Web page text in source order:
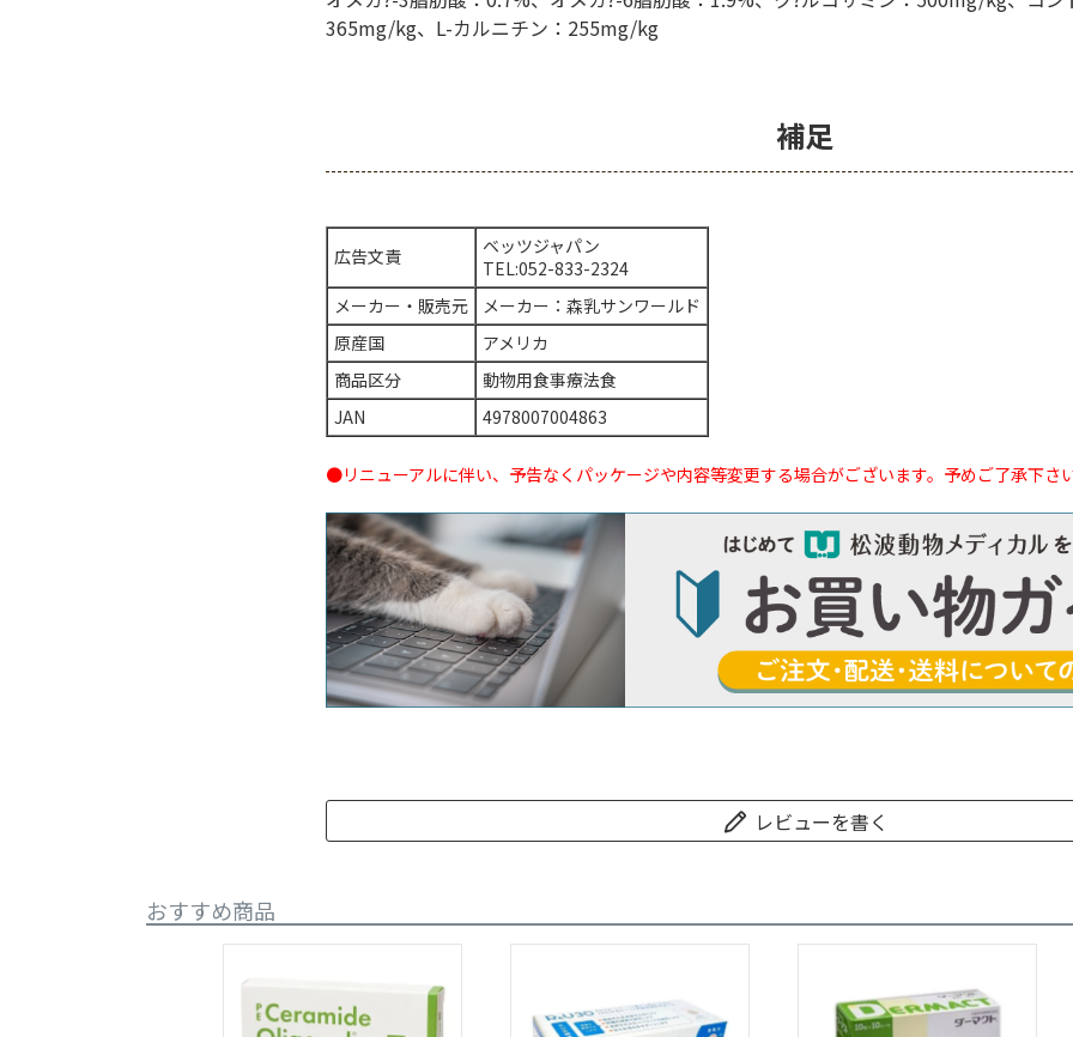
365mg/kg、L-カルニチン：255mg/kg
補足
広告文責
ベッツジャパン
TEL:052-833-2324
メーカー・販売元
メーカー：森乳サンワールド
原産国
アメリカ
商品区分
動物用食事療法食
JAN
4978007004863
●リニューアルに伴い、予告なくパッケージや内容等変更する場合がございます。予めご了承下さ
レビューを書く
おすすめ商品